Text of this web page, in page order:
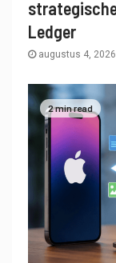
Ledger
augustus 4, 2026
2 min read